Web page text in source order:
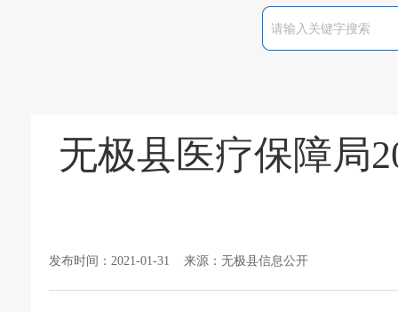
无极县医疗保障局
发布时间：2021-01-31 来源：无极县信息公开